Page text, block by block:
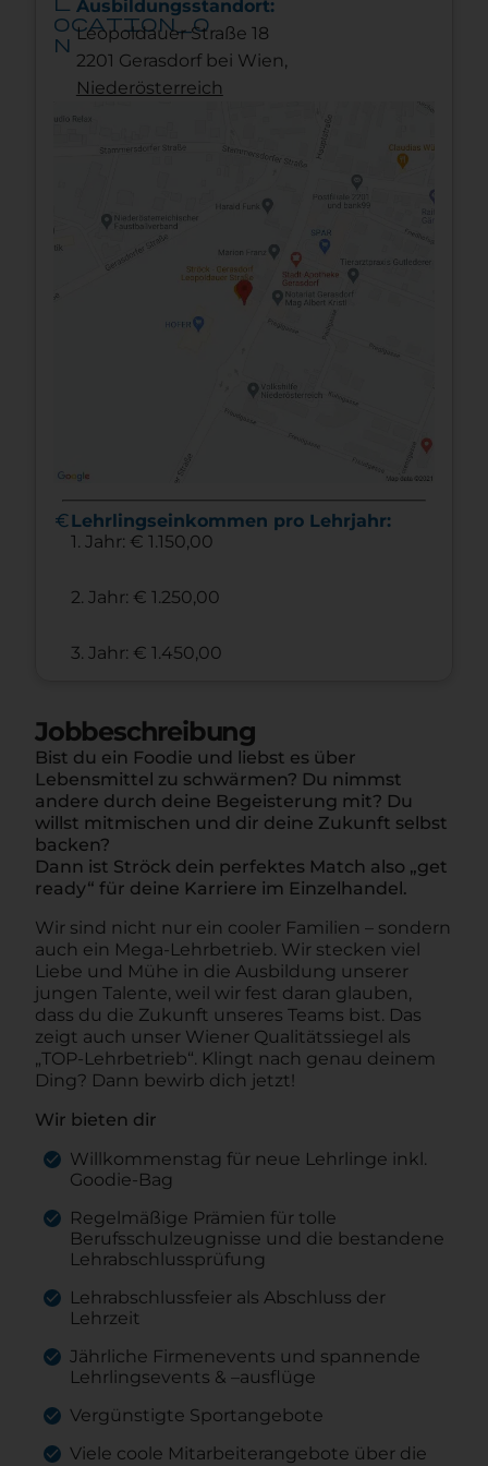
ocation_o
n
Ausbildungsstandort:
Leopoldauer Straße 18
2201 Gerasdorf bei Wien,
Nieder­österreich
euroLehrlingseinkommen pro Lehrjahr:
1. Jahr: € 1.150,00
2. Jahr: € 1.250,00
3. Jahr: € 1.450,00
Jobbeschreibung
Bist du ein Foodie und liebst es über
Lebensmittel zu schwärmen? Du nimmst
andere durch deine Begeisterung mit? Du
willst mitmischen und dir deine Zukunft selbst
backen?
Dann ist Ströck dein perfektes Match also „get
ready“ für deine Karriere im Einzelhandel.
Wir sind nicht nur ein cooler Familien – sondern
auch ein Mega-Lehrbetrieb. Wir stecken viel
Liebe und Mühe in die Ausbildung unserer
jungen Talente, weil wir fest daran glauben,
dass du die Zukunft unseres Teams bist. Das
zeigt auch unser Wiener Qualitätssiegel als
„TOP-Lehrbetrieb“. Klingt nach genau deinem
Ding? Dann bewirb dich jetzt!
Wir bieten dir
Willkommenstag für neue Lehrlinge inkl.
Goodie-Bag
Regelmäßige Prämien für tolle
Berufsschulzeugnisse und die bestandene
Lehrabschlussprüfung
Lehrabschlussfeier als Abschluss der
Lehrzeit
Jährliche Firmenevents und spannende
Lehrlingsevents & –ausflüge
Vergünstigte Sportangebote
Viele coole Mitarbeiterangebote über die